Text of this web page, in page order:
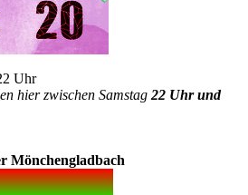
Uhr
hier zwischen Samstag 22 Uhr und
Mönchengladbach